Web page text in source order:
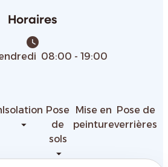
Horaires
watch_later
08:00 - 19:00
Isolation Pose
de
sols
Mise en
peinture
Pose de
verrières